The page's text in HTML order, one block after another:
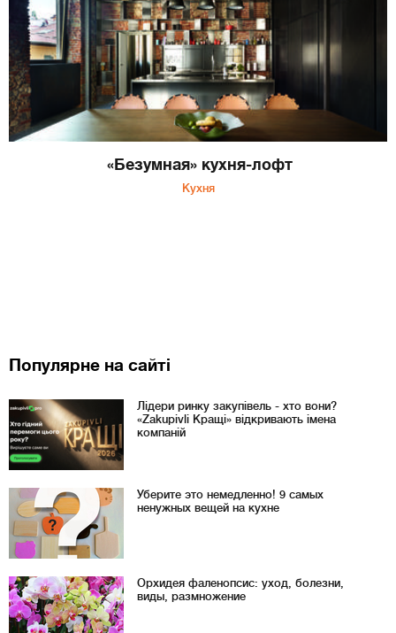
«Безумная» кухня-лофт
Кухня
Популярне на сайті
Лідери ринку закупівель - хто вони?
«Zakupivli Кращі» відкривають імена
компаній
Уберите это немедленно! 9 самых
ненужных вещей на кухне
Орхидея фаленопсис: уход, болезни,
виды, размножение